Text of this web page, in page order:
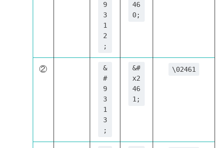
9
3
1
2
;
46
0;
②
&
#
9
3
1
3
;
&#
x2
46
1;
\02461